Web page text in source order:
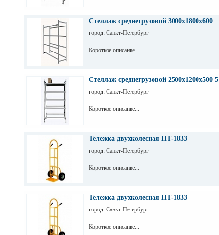
Стеллаж среднегрузовой 3000х1800х600
город: Санкт-Петербург
Короткое описание...
Стеллаж среднегрузовой 2500х1200х500
город: Санкт-Петербург
Короткое описание...
Тележка двухколесная НТ-1833
город: Санкт-Петербург
Короткое описание...
Тележка двухколесная НТ-1833
город: Санкт-Петербург
Короткое описание...